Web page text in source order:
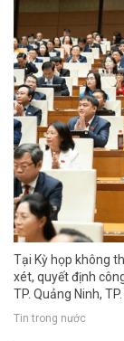
Tại Kỳ họp không
xét, quyết định
TP. Quảng Ninh, TP.
Tin trong nước